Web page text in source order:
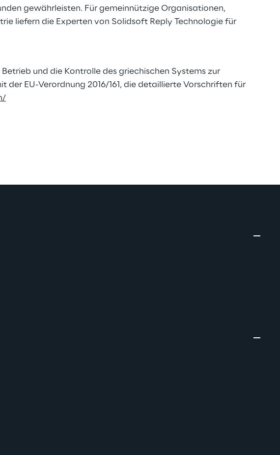
gewährleisten. Für gemeinnützige Organisationen,
liefern die Experten von Solidsoft Reply Technologie für
und die Kontrolle des griechischen Systems zur
der EU-Verordnung 2016/161, die detaillierte Vorschriften für